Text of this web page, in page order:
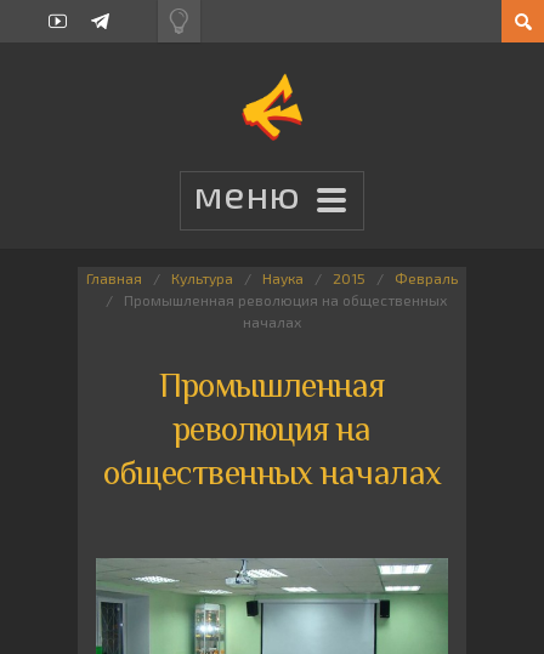
Главная Культура Наука 2015
Февраль
Промышленная революция на общественных
началах
Промышленная
революция на
общественных началах